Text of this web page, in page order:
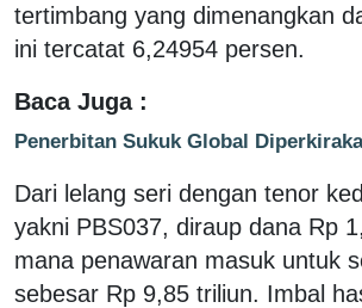
tertimbang yang dimenangkan
ini tercatat 6,24954 persen.
Baca Juga :
Penerbitan Sukuk Global
Dari lelang seri dengan tenor
yakni PBS037, diraup dana Rp
mana penawaran masuk untuk
sebesar Rp 9,85 triliun. Imbal